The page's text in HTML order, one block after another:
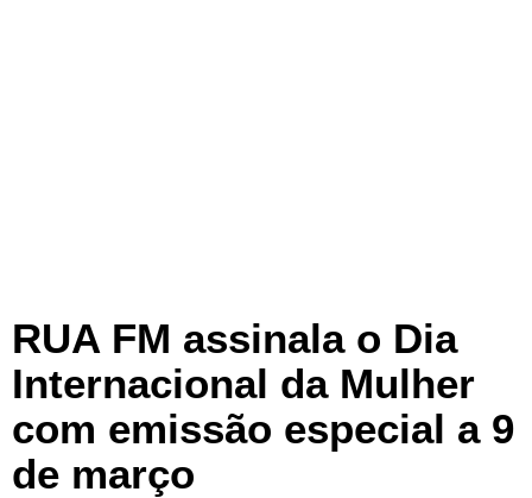
RUA FM assinala o Dia
Internacional da Mulher
com emissão especial a 9
de março